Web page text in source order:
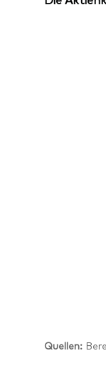
Quellen: